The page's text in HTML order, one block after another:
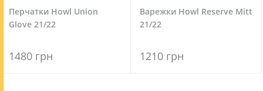
Перчатки Howl Union
Glove 21/22
1480 грн
Варежки Howl Reserve Mitt
21/22
1210 грн